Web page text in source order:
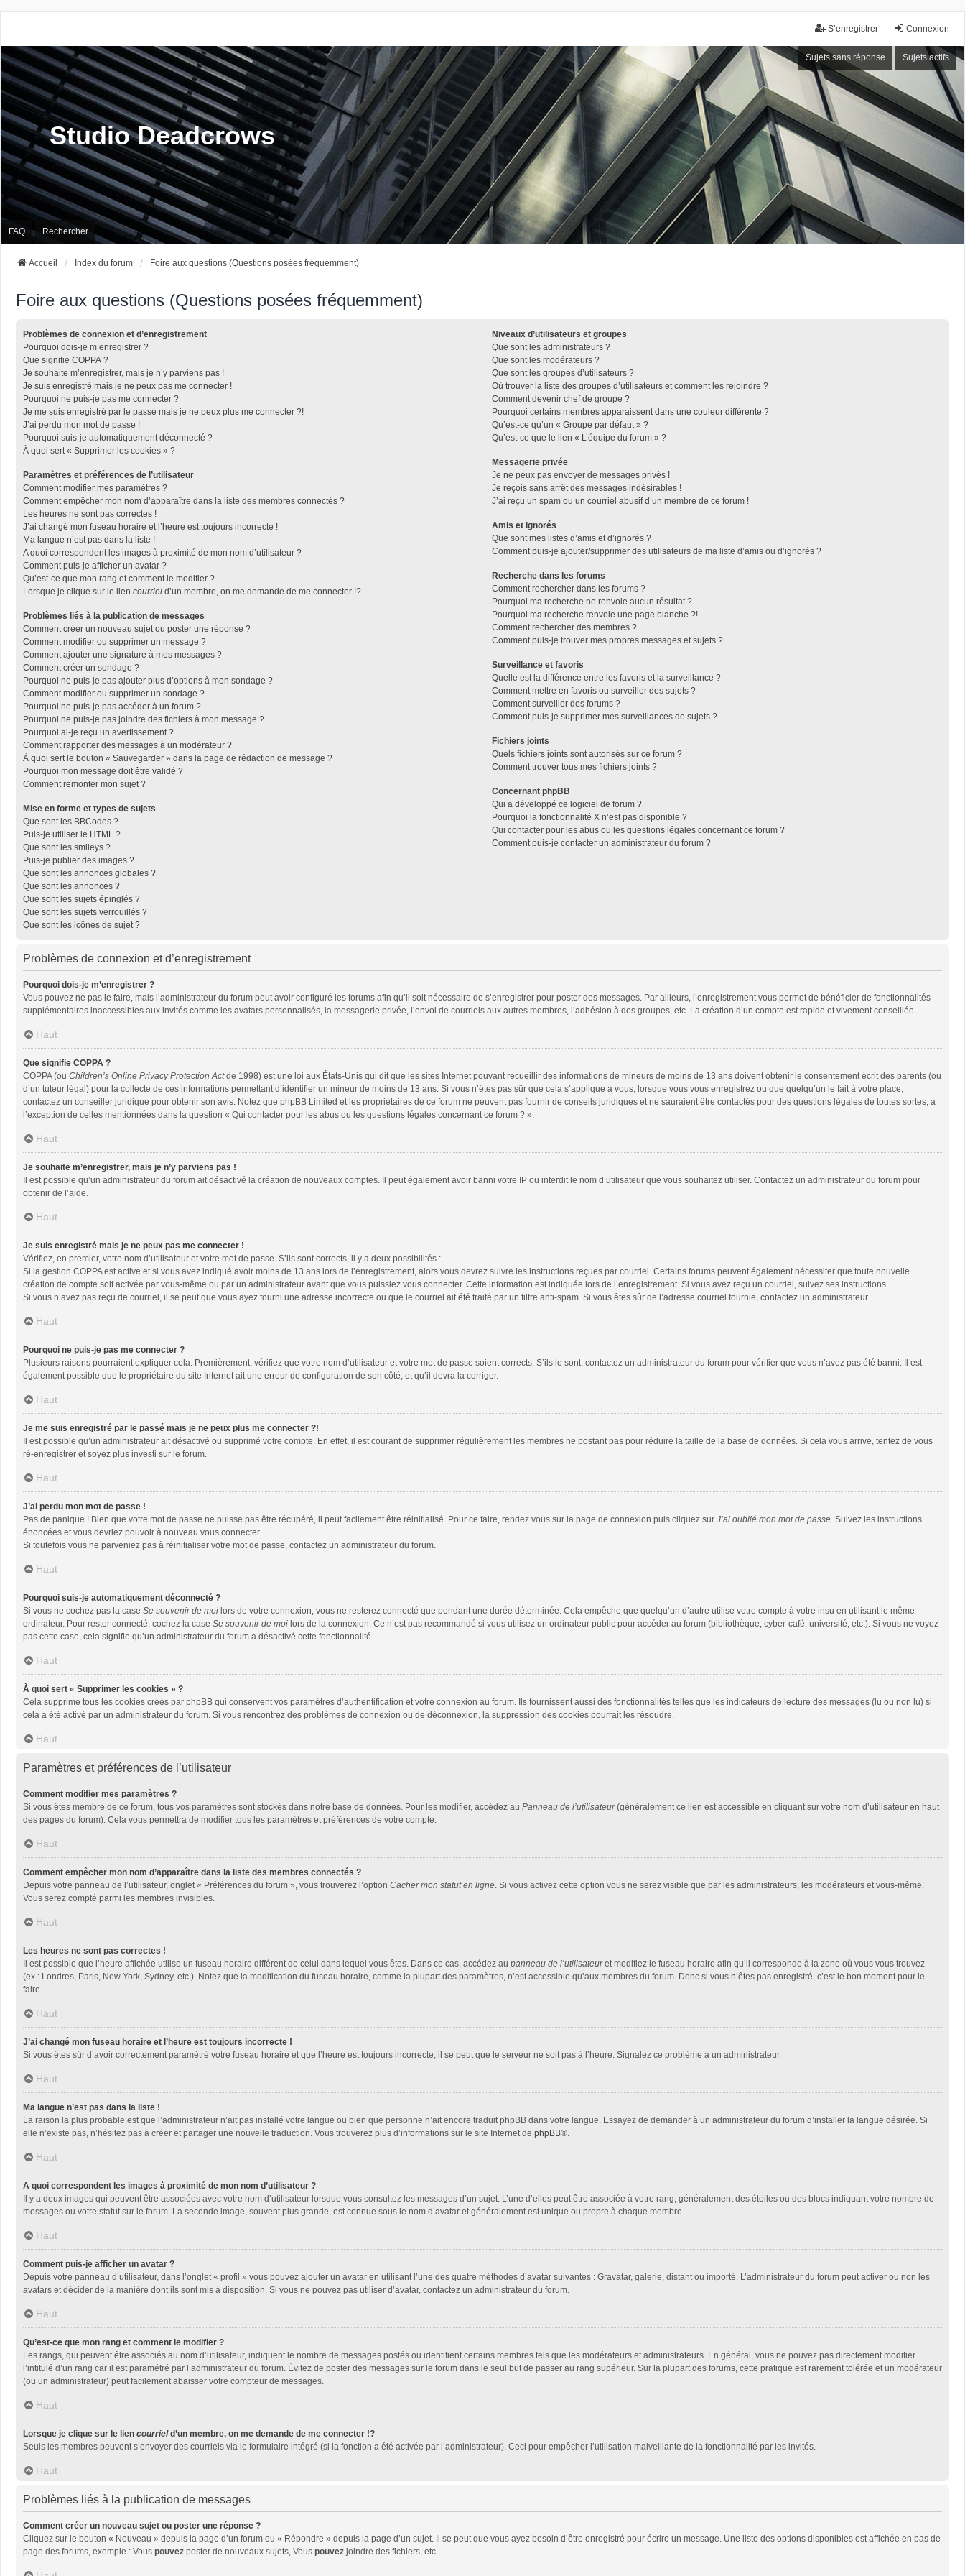
Connexion
S’enregistrer
Sujets sans réponse Sujets actifs
Studio Deadcrows
FAQ Rechercher
Accueil Index du forum Foire aux questions (Questions posées fréquemment)
Foire aux questions (Questions posées fréquemment)
Problèmes de connexion et d’enregistrement
Pourquoi dois-je m’enregistrer ?
Que signifie COPPA ?
Je souhaite m’enregistrer, mais je n’y parviens pas !
Je suis enregistré mais je ne peux pas me connecter !
Pourquoi ne puis-je pas me connecter ?
Je me suis enregistré par le passé mais je ne peux plus me connecter ?!
J’ai perdu mon mot de passe !
Pourquoi suis-je automatiquement déconnecté ?
À quoi sert « Supprimer les cookies » ?
Paramètres et préférences de l’utilisateur
Comment modifier mes paramètres ?
Comment empêcher mon nom d’apparaître dans la liste des membres connectés ?
Les heures ne sont pas correctes !
J’ai changé mon fuseau horaire et l’heure est toujours incorrecte !
Ma langue n’est pas dans la liste !
A quoi correspondent les images à proximité de mon nom d’utilisateur ?
Comment puis-je afficher un avatar ?
Qu’est-ce que mon rang et comment le modifier ?
Lorsque je clique sur le lien courriel d’un membre, on me demande de me connecter !?
Problèmes liés à la publication de messages
Comment créer un nouveau sujet ou poster une réponse ?
Comment modifier ou supprimer un message ?
Comment ajouter une signature à mes messages ?
Comment créer un sondage ?
Pourquoi ne puis-je pas ajouter plus d’options à mon sondage ?
Comment modifier ou supprimer un sondage ?
Pourquoi ne puis-je pas accéder à un forum ?
Pourquoi ne puis-je pas joindre des fichiers à mon message ?
Pourquoi ai-je reçu un avertissement ?
Comment rapporter des messages à un modérateur ?
À quoi sert le bouton « Sauvegarder » dans la page de rédaction de message ?
Pourquoi mon message doit être validé ?
Comment remonter mon sujet ?
Mise en forme et types de sujets
Que sont les BBCodes ?
Puis-je utiliser le HTML ?
Que sont les smileys ?
Puis-je publier des images ?
Que sont les annonces globales ?
Que sont les annonces ?
Que sont les sujets épinglés ?
Que sont les sujets verrouillés ?
Que sont les icônes de sujet ?
Niveaux d’utilisateurs et groupes
Que sont les administrateurs ?
Que sont les modérateurs ?
Que sont les groupes d’utilisateurs ?
Où trouver la liste des groupes d’utilisateurs et comment les rejoindre ?
Comment devenir chef de groupe ?
Pourquoi certains membres apparaissent dans une couleur différente ?
Qu’est-ce qu’un « Groupe par défaut » ?
Qu’est-ce que le lien « L’équipe du forum » ?
Messagerie privée
Je ne peux pas envoyer de messages privés !
Je reçois sans arrêt des messages indésirables !
J’ai reçu un spam ou un courriel abusif d’un membre de ce forum !
Amis et ignorés
Que sont mes listes d’amis et d’ignorés ?
Comment puis-je ajouter/supprimer des utilisateurs de ma liste d’amis ou d’ignorés ?
Recherche dans les forums
Comment rechercher dans les forums ?
Pourquoi ma recherche ne renvoie aucun résultat ?
Pourquoi ma recherche renvoie une page blanche ?!
Comment rechercher des membres ?
Comment puis-je trouver mes propres messages et sujets ?
Surveillance et favoris
Quelle est la différence entre les favoris et la surveillance ?
Comment mettre en favoris ou surveiller des sujets ?
Comment surveiller des forums ?
Comment puis-je supprimer mes surveillances de sujets ?
Fichiers joints
Quels fichiers joints sont autorisés sur ce forum ?
Comment trouver tous mes fichiers joints ?
Concernant phpBB
Qui a développé ce logiciel de forum ?
Pourquoi la fonctionnalité X n’est pas disponible ?
Qui contacter pour les abus ou les questions légales concernant ce forum ?
Comment puis-je contacter un administrateur du forum ?
Problèmes de connexion et d’enregistrement
Pourquoi dois-je m’enregistrer ?
Vous pouvez ne pas le faire, mais l’administrateur du forum peut avoir configuré les forums afin qu’il soit nécessaire de s’enregistrer pour poster des messages. Par ailleurs, l’enregistrement vous permet de bénéficier de fonctionnalités
supplémentaires inaccessibles aux invités comme les avatars personnalisés, la messagerie privée, l’envoi de courriels aux autres membres, l’adhésion à des groupes, etc. La création d’un compte est rapide et vivement conseillée.
Haut
Que signifie COPPA ?
COPPA (ou Children’s Online Privacy Protection Actde 1998) est une loi aux États-Unis qui dit que les sites Internet pouvant recueillir des informations de mineurs de moins de 13 ans doivent obtenir le consentement écrit des parents (ou
d’un tuteur légal) pour la collecte de ces informations permettant d’identifier un mineur de moins de 13 ans. Si vous n’êtes pas sûr que cela s’applique à vous, lorsque vous vous enregistrez ou que quelqu’un le fait à votre place,
contactez un conseiller juridique pour obtenir son avis. Notez que phpBB Limited et les propriétaires de ce forum ne peuvent pas fournir de conseils juridiques et ne sauraient être contactés pour des questions légales de toutes sortes, à
l’exception de celles mentionnées dans la question « Qui contacter pour les abus ou les questions légales concernant ce forum ? ».
Haut
Je souhaite m’enregistrer, mais je n’y parviens pas !
Il est possible qu’un administrateur du forum ait désactivé la création de nouveaux comptes. Il peut également avoir banni votre IP ou interdit le nom d’utilisateur que vous souhaitez utiliser. Contactez un administrateur du forum pour
obtenir de l’aide.
Haut
Je suis enregistré mais je ne peux pas me connecter !
Vérifiez, en premier, votre nom d’utilisateur et votre mot de passe. S’ils sont corrects, il y a deux possibilités :
Si la gestion COPPA est active et si vous avez indiqué avoir moins de 13 ans lors de l’enregistrement, alors vous devrez suivre les instructions reçues par courriel. Certains forums peuvent également nécessiter que toute nouvelle
création de compte soit activée par vous-même ou par un administrateur avant que vous puissiez vous connecter. Cette information est indiquée lors de l’enregistrement. Si vous avez reçu un courriel, suivez ses instructions.
Si vous n’avez pas reçu de courriel, il se peut que vous ayez fourni une adresse incorrecte ou que le courriel ait été traité par un filtre anti-spam. Si vous êtes sûr de l’adresse courriel fournie, contactez un administrateur.
Haut
Pourquoi ne puis-je pas me connecter ?
Plusieurs raisons pourraient expliquer cela. Premièrement, vérifiez que votre nom d’utilisateur et votre mot de passe soient corrects. S’ils le sont, contactez un administrateur du forum pour vérifier que vous n’avez pas été banni. Il est
également possible que le propriétaire du site Internet ait une erreur de configuration de son côté, et qu’il devra la corriger.
Haut
Je me suis enregistré par le passé mais je ne peux plus me connecter ?!
Il est possible qu’un administrateur ait désactivé ou supprimé votre compte. En effet, il est courant de supprimer régulièrement les membres ne postant pas pour réduire la taille de la base de données. Si cela vous arrive, tentez de vous
ré-enregistrer et soyez plus investi sur le forum.
Haut
J’ai perdu mon mot de passe !
Pas de panique ! Bien que votre mot de passe ne puisse pas être récupéré, il peut facilement être réinitialisé. Pour ce faire, rendez vous sur la page de connexion puis cliquez sur J’ai oublié mon mot de passe. Suivez les instructions
énoncées et vous devriez pouvoir à nouveau vous connecter.
Si toutefois vous ne parveniez pas à réinitialiser votre mot de passe, contactez un administrateur du forum.
Haut
Pourquoi suis-je automatiquement déconnecté ?
Si vous ne cochez pas la case Se souvenir de moi lors de votre connexion, vous ne resterez connecté que pendant une durée déterminée. Cela empêche que quelqu’un d’autre utilise votre compte à votre insu en utilisant le même
ordinateur. Pour rester connecté, cochez la case Se souvenir de moi lors de la connexion. Ce n’est pas recommandé si vous utilisez un ordinateur public pour accéder au forum (bibliothèque, cyber-café, université, etc.). Si vous ne voyez
pas cette case, cela signifie qu’un administrateur du forum a désactivé cette fonctionnalité.
Haut
À quoi sert « Supprimer les cookies » ?
Cela supprime tous les cookies créés par phpBB qui conservent vos paramètres d’authentification et votre connexion au forum. Ils fournissent aussi des fonctionnalités telles que les indicateurs de lecture des messages (lu ou non lu) si
cela a été activé par un administrateur du forum. Si vous rencontrez des problèmes de connexion ou de déconnexion, la suppression des cookies pourrait les résoudre.
Haut
Paramètres et préférences de l’utilisateur
Comment modifier mes paramètres ?
Si vous êtes membre de ce forum, tous vos paramètres sont stockés dans notre base de données. Pour les modifier, accédez au Panneau de l’utilisateur(généralement ce lien est accessible en cliquant sur votre nom d’utilisateur en haut
des pages du forum). Cela vous permettra de modifier tous les paramètres et préférences de votre compte.
Haut
Comment empêcher mon nom d’apparaître dans la liste des membres connectés ?
Depuis votre panneau de l’utilisateur, onglet « Préférences du forum », vous trouverez l’option Cacher mon statut en ligne. Si vous activez cette option vous ne serez visible que par les administrateurs, les modérateurs et vous-même.
Vous serez compté parmi les membres invisibles.
Haut
Les heures ne sont pas correctes !
Il est possible que l’heure affichée utilise un fuseau horaire différent de celui dans lequel vous êtes. Dans ce cas, accédez au panneau de l’utilisateuret modifiez le fuseau horaire afin qu’il corresponde à la zone où vous vous trouvez
(ex : Londres, Paris, New York, Sydney, etc.). Notez que la modification du fuseau horaire, comme la plupart des paramètres, n’est accessible qu’aux membres du forum. Donc si vous n’êtes pas enregistré, c’est le bon moment pour le
faire.
Haut
J’ai changé mon fuseau horaire et l’heure est toujours incorrecte !
Si vous êtes sûr d’avoir correctement paramétré votre fuseau horaire et que l’heure est toujours incorrecte, il se peut que le serveur ne soit pas à l’heure. Signalez ce problème à un administrateur.
Haut
Ma langue n’est pas dans la liste !
La raison la plus probable est que l’administrateur n’ait pas installé votre langue ou bien que personne n’ait encore traduit phpBB dans votre langue. Essayez de demander à un administrateur du forum d’installer la langue désirée. Si
elle n’existe pas, n’hésitez pas à créer et partager une nouvelle traduction. Vous trouverez plus d’informations sur le site Internet de phpBB®.
Haut
A quoi correspondent les images à proximité de mon nom d’utilisateur ?
Il y a deux images qui peuvent être associées avec votre nom d’utilisateur lorsque vous consultez les messages d’un sujet. L’une d’elles peut être associée à votre rang, généralement des étoiles ou des blocs indiquant votre nombre de
messages ou votre statut sur le forum. La seconde image, souvent plus grande, est connue sous le nom d’avatar et généralement est unique ou propre à chaque membre.
Haut
Comment puis-je afficher un avatar ?
Depuis votre panneau d’utilisateur, dans l’onglet « profil » vous pouvez ajouter un avatar en utilisant l’une des quatre méthodes d’avatar suivantes : Gravatar, galerie, distant ou importé. L’administrateur du forum peut activer ou non les
avatars et décider de la manière dont ils sont mis à disposition. Si vous ne pouvez pas utiliser d’avatar, contactez un administrateur du forum.
Haut
Qu’est-ce que mon rang et comment le modifier ?
Les rangs, qui peuvent être associés au nom d’utilisateur, indiquent le nombre de messages postés ou identifient certains membres tels que les modérateurs et administrateurs. En général, vous ne pouvez pas directement modifier
l’intitulé d’un rang car il est paramétré par l’administrateur du forum. Évitez de poster des messages sur le forum dans le seul but de passer au rang supérieur. Sur la plupart des forums, cette pratique est rarement tolérée et un modérateur
(ou un administrateur) peut facilement abaisser votre compteur de messages.
Haut
Lorsque je clique sur le lien courrield’un membre, on me demande de me connecter !?
Seuls les membres peuvent s’envoyer des courriels via le formulaire intégré (si la fonction a été activée par l’administrateur). Ceci pour empêcher l’utilisation malveillante de la fonctionnalité par les invités.
Haut
Problèmes liés à la publication de messages
Comment créer un nouveau sujet ou poster une réponse ?
Cliquez sur le bouton « Nouveau » depuis la page d’un forum ou « Répondre » depuis la page d’un sujet. Il se peut que vous ayez besoin d’être enregistré pour écrire un message. Une liste des options disponibles est affichée en bas de
page des forums, exemple : Vous pouvez poster de nouveaux sujets, Vous pouvez joindre des fichiers, etc.